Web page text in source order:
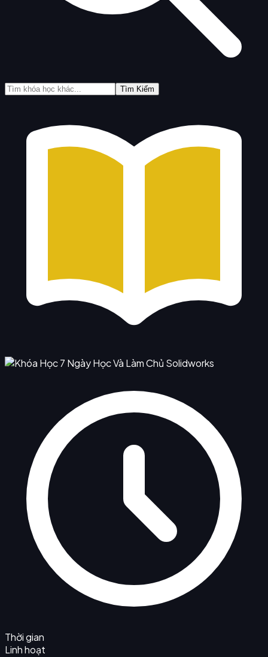
Tìm Kiếm
Thời gian
Linh hoạt